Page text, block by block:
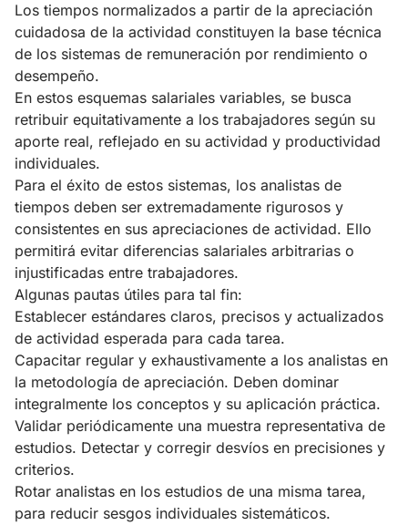
Los tiempos normalizados a partir de la apreciación
cuidadosa de la actividad constituyen la base técnica
de los sistemas de remuneración por rendimiento o
desempeño.
En estos esquemas salariales variables, se busca
retribuir equitativamente a los trabajadores según su
aporte real, reflejado en su actividad y productividad
individuales.
Para el éxito de estos sistemas, los analistas de
tiempos deben ser extremadamente rigurosos y
consistentes en sus apreciaciones de actividad. Ello
permitirá evitar diferencias salariales arbitrarias o
injustificadas entre trabajadores.
Algunas pautas útiles para tal fin:
Establecer estándares claros, precisos y actualizados
de actividad esperada para cada tarea.
Capacitar regular y exhaustivamente a los analistas en
la metodología de apreciación. Deben dominar
integralmente los conceptos y su aplicación práctica.
Validar periódicamente una muestra representativa de
estudios. Detectar y corregir desvíos en precisiones y
criterios.
Rotar analistas en los estudios de una misma tarea,
para reducir sesgos individuales sistemáticos.